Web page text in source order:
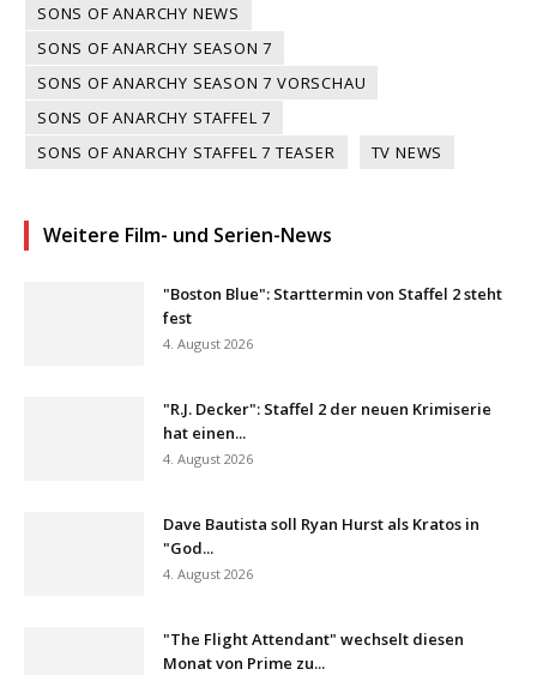
SONS OF ANARCHY NEWS
SONS OF ANARCHY SEASON 7
SONS OF ANARCHY SEASON 7 VORSCHAU
SONS OF ANARCHY STAFFEL 7
SONS OF ANARCHY STAFFEL 7 TEASER
TV NEWS
Weitere Film- und Serien-News
"Boston Blue": Starttermin von Staffel 2 steht
fest
4. August 2026
"R.J. Decker": Staffel 2 der neuen Krimiserie
hat einen...
4. August 2026
Dave Bautista soll Ryan Hurst als Kratos in
"God...
4. August 2026
"The Flight Attendant" wechselt diesen
Monat von Prime zu...